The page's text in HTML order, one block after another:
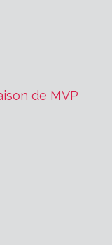
de MVP